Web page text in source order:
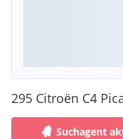
295 Citroën C4
Suchagent